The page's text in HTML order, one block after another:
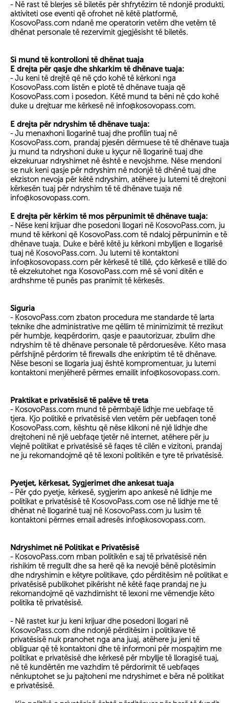
- Në rast të blerjes së biletës për shfrytëzim të ndonjë produkti,
aktiviteti ose eventi që ofrohet në këtë platformë,
KosovoPass.com ndanë me operatorin vetëm dhe vetëm të
dhënat personale të rezervimit gjegjësisht të biletës.
Si mund të kontrolloni të dhënat tuaja
E drejta për qasje dhe shkarkim të dhënave tuaja:
- Ju keni të drejtë që në çdo kohë të kërkoni nga
KosovoPass.com listën e plotë të dhënave tuaja që
KosovoPass.com i posedon. Këtë mund ta bëni në çdo kohë
duke u drejtuar me kërkesë në info@kosovopass.com.
E drejta për ndryshim të dhënave tuaja:
- Ju menaxhoni llogarinë tuaj dhe profilin tuaj në
KosovoPass.com, prandaj pjesën dërmuese të të dhënave tuaja
ju mund ta ndryshoni duke u kyçur në llogarinë tuaj dhe
ekzekuruar ndryshimet në është e nevojshme. Nëse mendoni
se nuk keni qasje për ndryshim në ndonjë të dhënë tuaj dhe
ekziston nevoja për këtë ndryshim, atëhere ju lutemi të drejtoni
kërkesën tuaj për ndryshim të të dhënave tuaja në
info@kosovopass.com.
E drejta për kërkim të mos përpunimit të dhënave tuaja:
- Nëse keni krijuar dhe posedoni llogari në KosovoPass.com, ju
mund të kërkoni që KosovoPass.com të ndaloj përpunimin e të
dhënave tuaja. Duke e bërë këtë ju kërkoni mbylljen e llogarisë
tuaj në KosovoPass.com. Ju lutemi të kontaktoni
info@kosovopass.com për kërkesë të tillë, çdo kërkesë e tillë do
të ekzekutohet nga KosovoPass.com më së voni ditën e
ardhshme të punës pas pranimit të kërkesës.
Siguria
- KosovoPass.com zbaton procedura me standarde të larta
teknike dhe administrative me qëllim të minimizimit të rrezikut
për humbje, keqpërdorim, qasje e paautorizuar, zbulim dhe
ndryshim të të dhënave personale të përdoruesëve. Këto masa
përfshijnë përdorim të firewalls dhe enkriptim të të dhënave.
Nëse besoni se llogaria juaj është kompromentuar, ju lutemi
kontaktoni menjëherë përmes emailit info@kosovopass.com.
Praktikat e privatësisë të palëve të treta
- KosovoPass.com mund të përmbajë lidhje me uebfaqe të
tjera. Kjo politikë e privatësisë vlen vetëm për uebfaqen tonë
KosovoPass.com, kështu që nëse klikoni në një lidhje dhe
drejtoheni në një uebfaqe tjetër në internet, atëhere për ju
vlejnë politikat e privatësisë së faqes të cilën e vizitoni, prandaj
ne ju rekomandojmë që të lexoni politikën e tyre të privatësisë.
Pyetjet, kërkesat, Sygjerimet dhe ankesat tuaja
- Për çdo pyetje, kërkesë, sygjerim apo ankesë në lidhje me
politikat e privatësisë të KosovoPass.com ose në lidhje me të
dhënat në llogarinë tuaj në KosovoPass.com ju lusim të
kontaktoni përmes email adresës info@kosovopass.com.
Ndryshimet në Politikat e Privatësisë
- KosovoPass.com mban politikën e saj të privatësisë nën
rishikim të rregullt dhe sa herë që ka nevojë bënë plotësimin
dhe ndryshimin e këtyre politikave, çdo përditësim në politikat e
privatësisë publikohet pikërisht në këtë faqe prandaj ne ju
rekomandojmë që vazhdimisht të lexoni me vëmendje këto
politika të privatësisë.
- Në rastet kur ju keni krijuar dhe posedoni llogari në
KosovoPass.com dhe ndonjë përditësim i politikave të
privatësisë nuk pranohet nga ana juaj, atëhere ju jeni të
obliguar që të kontaktoni dhe të informoni për mospajtim me
politikat e privatësisë dhe kërkesë për mbyllje të lloragisë tuaj,
në të kundërtën me vazhdim të përdorimit të uebfaqes
nënkuptohet se ju pajtoheni me ndryshimet e bëra në politikat
e privatësisë.